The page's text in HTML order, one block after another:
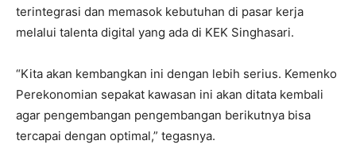
terintegrasi dan memasok kebutuhan di pasar kerja
melalui talenta digital yang ada di KEK Singhasari.
“Kita akan kembangkan ini dengan lebih serius. Kemenko
Perekonomian sepakat kawasan ini akan ditata kembali
agar pengembangan pengembangan berikutnya bisa
tercapai dengan optimal,” tegasnya.